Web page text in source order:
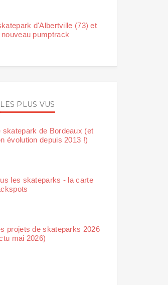
d'Albertville (73) et
pumptrack
LES PLUS VUS
skatepark de Bordeaux (et
évolution depuis 2013 !)
les skateparks - la carte
projets de skateparks 2026
mai 2026)